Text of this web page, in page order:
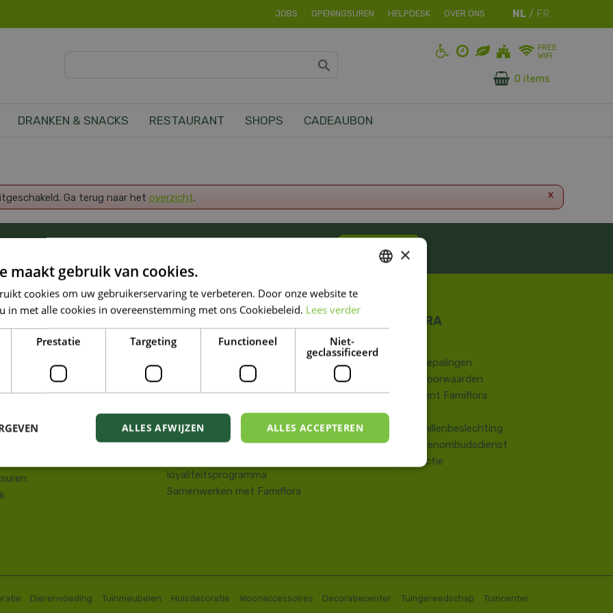
JOBS OPENINGSUREN HELPDESK OVER ONS
FREE
WIFI
0 items
DRANKEN & SNACKS RESTAURANT SHOPS CADEAUBON
x
Ga terug naar het overzicht.
Inschrijven
143
41 10 08
nummer: 0208:0845509606
Tuin
Famiresto
Foodhall
Mobiele applicatie Famiflora
Privacy policy
loyaliteitsprogramma
Samenwerken met Famiflora
Contact
​Wettelijke bepalingen
Algemene voorwaarden
Huisreglement Famiflora
Vragen
Onlinegeschillenbeslechting
Consumentenombudsdienst
Terugroepactie
Dierenvoeding Tuinmeubelen Huisdecoratie Woonaccessoires Decoratiecenter Tuingereedschap Tuincenter
×
maakt gebruik van cookies.
cookies om uw gebruikerservaring te verbeteren. Door onze website te
in met alle cookies in overeenstemming met ons Cookiebeleid. Lees verder
Prestatie Targeting Functioneel
Niet-
geclassificeerd
ALLES ACCEPTEREN
ALLES AFWIJZEN